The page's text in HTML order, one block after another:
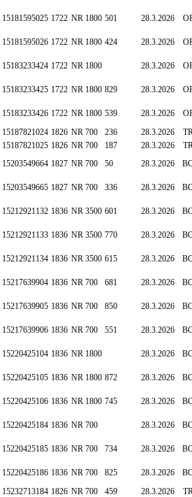
15181595025 1722 NR 1800 501 28.3.2026
15181595026 1722 NR 1800 424 28.3.2026
15183233424 1722 NR 1800 28.3.2026
15183233425 1722 NR 1800 829 28.3.2026
15183233426 1722 NR 1800 539 28.3.2026
15187821024 1826 NR 700 236 28.3.2026
15187821025 1826 NR 700 187 28.3.2026
15203549664 1827 NR 700 50 28.3.2026
15203549665 1827 NR 700 336 28.3.2026
15212921132 1836 NR 3500 601 28.3.2026
15212921133 1836 NR 3500 770 28.3.2026
15212921134 1836 NR 3500 615 28.3.2026
15217639904 1836 NR 700 681 28.3.2026
15217639905 1836 NR 700 850 28.3.2026
15217639906 1836 NR 700 551 28.3.2026
15220425104 1836 NR 1800 28.3.2026
15220425105 1836 NR 1800 872 28.3.2026
15220425106 1836 NR 1800 745 28.3.2026
15220425184 1836 NR 700 28.3.2026
15220425185 1836 NR 700 734 28.3.2026
15220425186 1836 NR 700 825 28.3.2026
15232713184 1826 NR 700 459 28.3.2026